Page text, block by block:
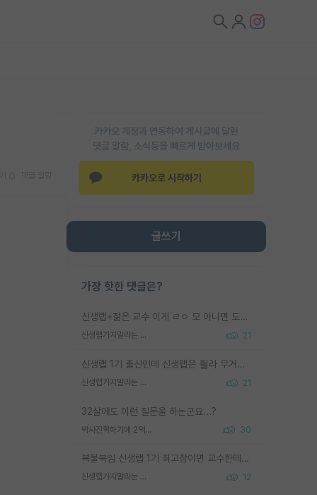
카카오 계정과 연동하여 게시글에 달린
댓글 알람, 소식등을 빠르게 받아보세요
카카오로 시작하기
글쓰기
가장 핫한 댓글은?
신생랩+젊은 교수 이게 ㄹㅇ 모 아니면 도인듯.
신생랩가지말라는 이유가 있었구나 21
신생랩 1기 출신인데 신생랩은 줠라 무거운 바벨 같은거임. 들면 대박인데 못들면 깔려 죽음. 아무도 알려주지 않는 환경에서 자생해야하지만, 일단 살아남았다면 그 어떤 사람보다 악착같고 생존력 높은 사람으로 거듭날 수 있음
신생랩가지말라는 이유가 있었구나 21
32살에도 이런 질문을 하는군요...?
박사진학하기에 2억은 괜찮은 (?) 정도의 경제력인가요 30
복불복임 신생랩 1기 최고참이면 교수한테 직접 지도받는 시간이 매우 많음 제대로 된 교수라면 말이지 그게 아니라면 그냥 넌 해방 불가능한 노예 1호에 감점쓰레기통이 되는거고
신생랩가지말라는 이유가 있었구나 12